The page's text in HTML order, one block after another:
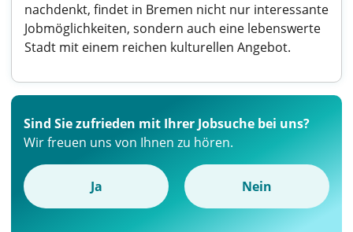
nachdenkt, findet in Bremen nicht nur interessante
Jobmöglichkeiten, sondern auch eine lebenswerte
Stadt mit einem reichen kulturellen Angebot.
Sind Sie zufrieden mit Ihrer Jobsuche bei uns?
Wir freuen uns von Ihnen zu hören.
Ja Nein